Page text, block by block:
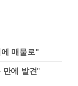
에 매물로"
만에 발견"